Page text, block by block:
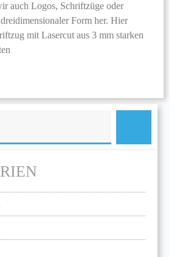
auch Logos, Schriftzüge oder
Form her. Hier
mit Lasercut aus 3 mm starken